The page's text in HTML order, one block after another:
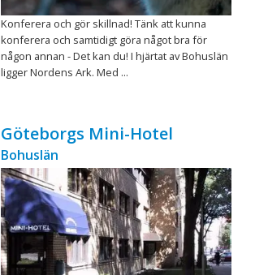
Konferera och gör skillnad! Tänk att kunna
konferera och samtidigt göra något bra för
någon annan - Det kan du! I hjärtat av Bohuslän
ligger Nordens Ark. Med ...
Göteborgs Mini-Hotel
Bohuslän